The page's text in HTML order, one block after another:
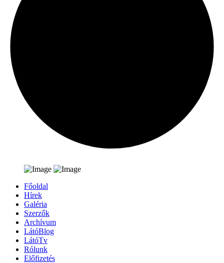
Főoldal
Hírek
Galéria
Szerzők
Archívum
LátóBlog
LátóTv
Rólunk
Előfizetés